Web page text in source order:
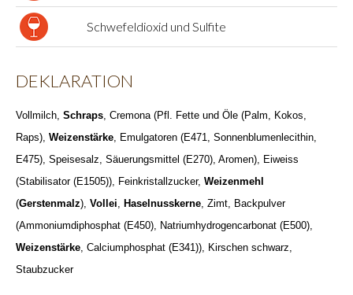
Schwefeldioxid und Sulfite
DEKLARATION
Vollmilch, Schraps, Cremona (Pfl. Fette und Öle (Palm, Kokos,
Raps), Weizenstärke, Emulgatoren (E471, Sonnenblumenlecithin,
E475), Speisesalz, Säuerungsmittel (E270), Aromen), Eiweiss
(Stabilisator (E1505)), Feinkristallzucker, Weizenmehl
(Gerstenmalz), Vollei, Haselnusskerne, Zimt, Backpulver
(Ammoniumdiphosphat (E450), Natriumhydrogencarbonat (E500),
Weizenstärke, Calciumphosphat (E341)), Kirschen schwarz,
Staubzucker